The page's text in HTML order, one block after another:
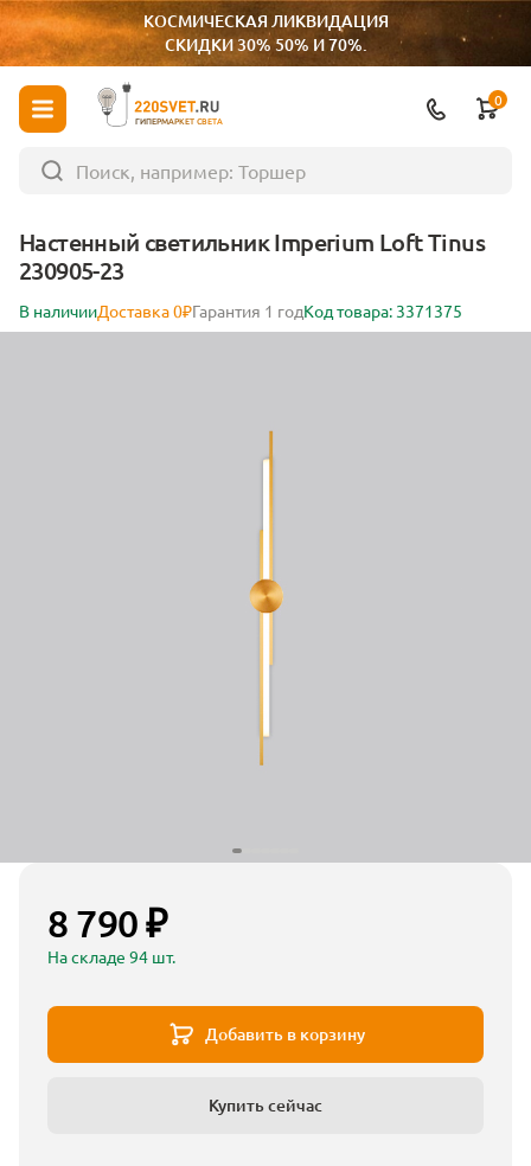
КОСМИЧЕСКАЯ ЛИКВИДАЦИЯ
СКИДКИ 30% 50% И 70%.
ГИПЕРМАРКЕТ СВЕТА
0
Настенный светильник Imperium Loft Tinus
230905-23
В наличииДоставка 0₽Гарантия 1 годКод товара: 3371375
8 790 ₽
На складе 94 шт.
Добавить в корзину
Купить сейчас